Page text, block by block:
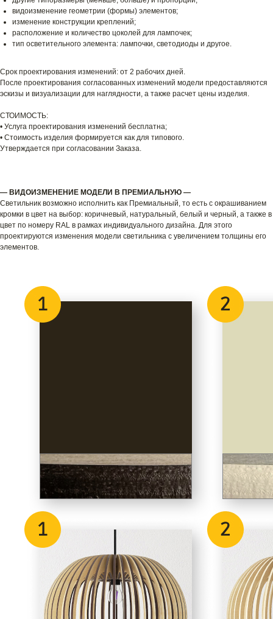
видоизменение геометрии (формы) элементов;
изменение конструкции креплений;
расположение и количество цоколей для лампочек;
тип осветительного элемента: лампочки, светодиоды и другое.
Срок проектирования изменений: от 2 рабочих дней.
После проектирования согласованных изменений модели предоставляются
эскизы и визуализации для наглядности, а также расчет цены изделия.
СТОИМОСТЬ:
• Услуга проектирования изменений бесплатна;
• Стоимость изделия формируется как для типового.
Утверждается при согласовании Заказа.
— ВИДОИЗМЕНЕНИЕ МОДЕЛИ В ПРЕМИАЛЬНУЮ —
Светильник возможно исполнить как Премиальный, то есть с окрашиванием
кромки в цвет на выбор: коричневый, натуральный, белый и черный, а также в
цвет по номеру RAL в рамках индивидуального дизайна. Для этого
проектируются изменения модели светильника с увеличением толщины его
элементов.